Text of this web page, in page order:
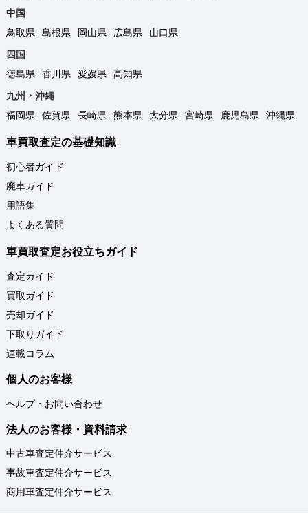
中国
鳥取県
島根県 岡山県 広島県
山口県
四国
徳島県
香川県 愛媛県
高知県
九州・沖縄
福岡県
佐賀県 長崎県 熊本県 大分県 宮崎県 鹿児島県 沖縄県
車買取査定の基礎知識
初心者ガイド
廃車ガイド
用語集
よくある質問
車買取査定お役立ちガイド
査定ガイド
買取ガイド
売却ガイド
下取りガイド
連載コラム
個人のお客様
ヘルプ・お問い合わせ
法人のお客様・資料請求
中古車査定仲介サービス
事故車査定仲介サービス
商用車査定仲介サービス